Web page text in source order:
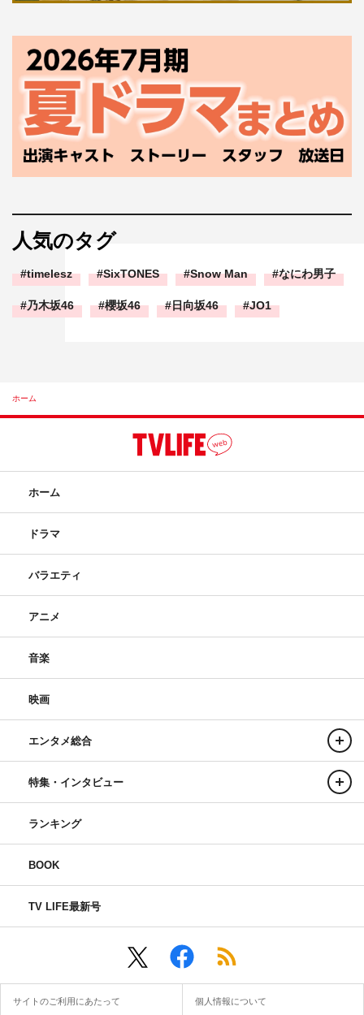
人気のタグ
timelesz SixTONES Snow Man なにわ男子
乃木坂46 櫻坂46 日向坂46 JO1
ホーム
ホーム
ドラマ
バラエティ
アニメ
音楽
映画
エンタメ総合
特集・インタビュー
ランキング
BOOK
TV LIFE最新号
サイトのご利用にあたって 個人情報について